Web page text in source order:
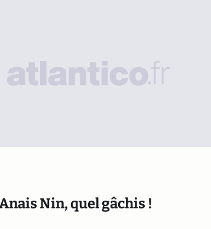
Nin, quel gâchis !